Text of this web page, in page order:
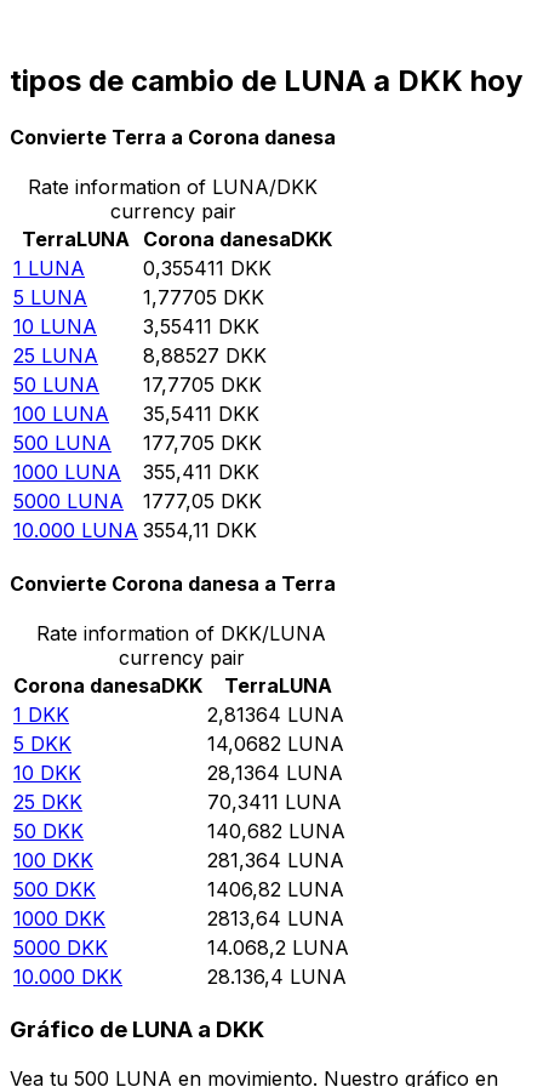
tipos de cambio de LUNA a DKK hoy
Convierte Terra a Corona danesa
Rate information of LUNA/DKK
currency pair
TerraLUNA Corona danesaDKK
1 LUNA 0,355411 DKK
5 LUNA 1,77705 DKK
10 LUNA 3,55411 DKK
25 LUNA 8,88527 DKK
50 LUNA 17,7705 DKK
100 LUNA 35,5411 DKK
500 LUNA 177,705 DKK
1000 LUNA 355,411 DKK
5000 LUNA 1777,05 DKK
10.000 LUNA 3554,11 DKK
Convierte Corona danesa a Terra
Rate information of DKK/LUNA
currency pair
Corona danesaDKK TerraLUNA
1 DKK 2,81364 LUNA
5 DKK 14,0682 LUNA
10 DKK 28,1364 LUNA
25 DKK 70,3411 LUNA
50 DKK 140,682 LUNA
100 DKK 281,364 LUNA
500 DKK 1406,82 LUNA
1000 DKK 2813,64 LUNA
5000 DKK 14.068,2 LUNA
10.000 DKK 28.136,4 LUNA
Gráfico de LUNA a DKK
Vea tu 500 LUNA en movimiento. Nuestro gráfico en